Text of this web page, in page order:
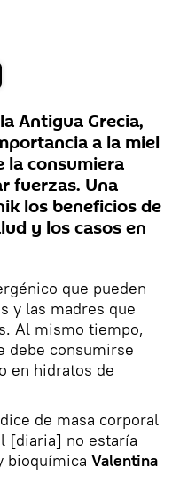
Antigua Grecia,
a la miel
la consumiera
fuerzas. Una
los beneficios de
y los casos en
que pueden
y las madres que
Al mismo tiempo,
debe consumirse
en hidratos de
de masa corporal
[diaria] no estaría
bioquímica Valentina